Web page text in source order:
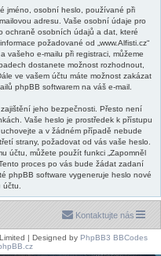
jméno, osobní heslo, používané při
adresu. Vaše osobní údaje pro
ochraně osobních údajů a dat, které
požadované od „www.Alfisti.cz“
vašeho e-mailu při registraci, můžeme
dostanete možnost rozhodnout,
ve vašem účtu máte možnost zakázat
phpBB softwarem na váš e-mail.
jeho bezpečnosti. Přesto není
Vaše heslo je prostředek k přístupu
uchovejte a v žádném případě nebude
strany, požadovat od vás vaše heslo.
účtu, můžete použít funkci „Zapomněl
proces po vás bude žádat zadaní
phpBB software vygeneruje heslo nové
Kontaktujte nás
| Designed by PhpBB3 BBCodes